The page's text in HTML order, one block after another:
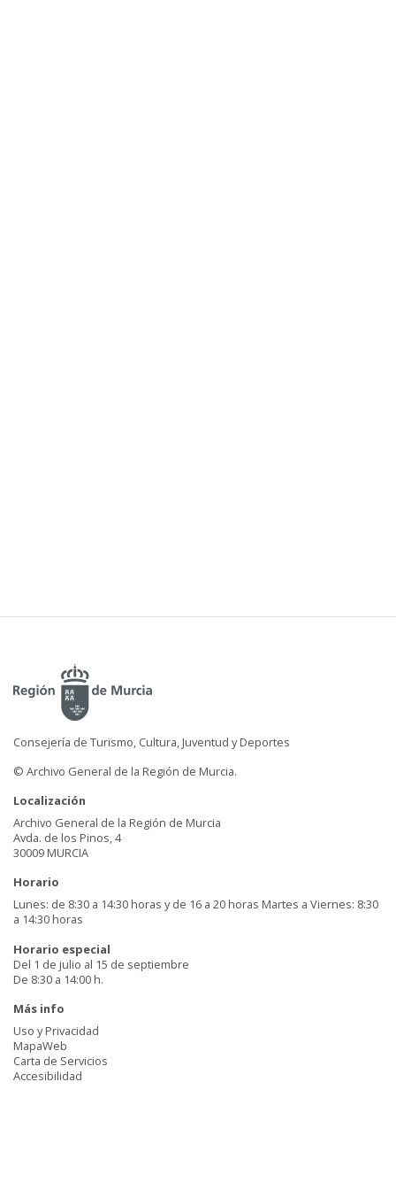
Consejería de Turismo, Cultura, Juventud y Deportes
© Archivo General de la Región de Murcia.
Localización
Archivo General de la Región de Murcia
Avda. de los Pinos, 4
30009 MURCIA
Horario
Lunes: de 8:30 a 14:30 horas y de 16 a 20 horas Martes a Viernes: 8:30
a 14:30 horas
Horario especial
Del 1 de julio al 15 de septiembre
De 8:30 a 14:00 h.
Más info
Uso y Privacidad
MapaWeb
Carta de Servicios
Accesibilidad